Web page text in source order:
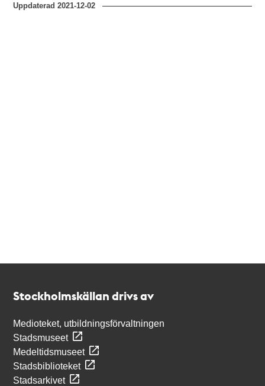
Uppdaterad2021-12-02
Stockholmskällan drivs av
Medioteket, utbildningsförvaltningen
Stadsmuseet
Medeltidsmuseet
Stadsbiblioteket
Stadsarkivet